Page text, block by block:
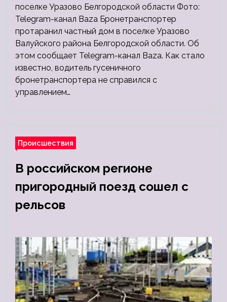
поселке Уразово Белгородской области Фото:
Telegram-канал Baza Бронетранспортер
протаранил частный дом в поселке Уразово
Валуйского района Белгородской области. Об
этом сообщает Telegram-канал Baza. Как стало
известно, водитель гусеничного
бронетранспортера не справился с
управлением…
Происшествия
В российском регионе
пригородный поезд сошел с
рельсов